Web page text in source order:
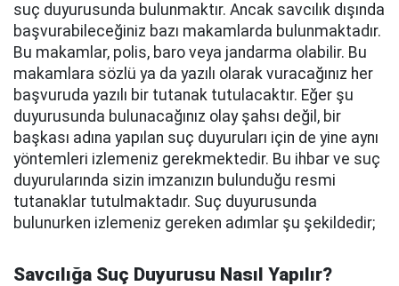
suç duyurusunda bulunmaktır. Ancak savcılık dışında
başvurabileceğiniz bazı makamlarda bulunmaktadır.
Bu makamlar, polis, baro veya jandarma olabilir. Bu
makamlara sözlü ya da yazılı olarak vuracağınız her
başvuruda yazılı bir tutanak tutulacaktır. Eğer şu
duyurusunda bulunacağınız olay şahsı değil, bir
başkası adına yapılan suç duyuruları için de yine aynı
yöntemleri izlemeniz gerekmektedir. Bu ihbar ve suç
duyurularında sizin imzanızın bulunduğu resmi
tutanaklar tutulmaktadır. Suç duyurusunda
bulunurken izlemeniz gereken adımlar şu şekildedir;
Savcılığa Suç Duyurusu Nasıl Yapılır?